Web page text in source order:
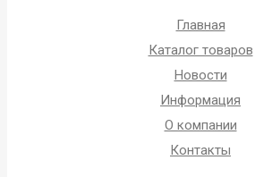
Главная
Каталог товаров
Новости
Информация
О компании
Контакты